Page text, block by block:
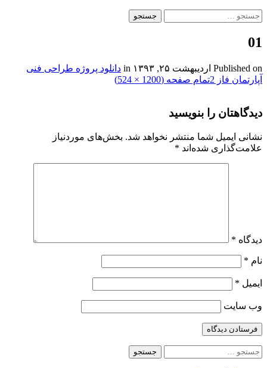
جستجو
برای:
01
Published on اردیبهشت ۲۵, ۱۳۹۳
دانلود پروژه طراحی فنی
آپارتمان فاز 2
تمام صفحه (1200 × 524)
دیدگاهتان را بنویسید
نشانی ایمیل شما منتشر نخواهد شد. بخش‌های موردنیاز
علامت‌گذاری شده‌اند *
دیدگاه *
نام *
ایمیل *
وب‌ سایت
جستجو
برای: